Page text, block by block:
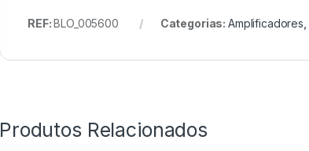
REF:BLO_005600 Categorias: Amplificadores
Produtos Relacionados